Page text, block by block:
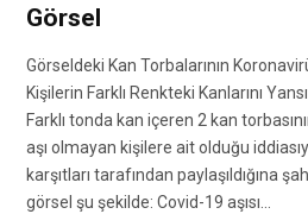
Görsel
Görseldeki Kan Torbalarının
Kişilerin Farklı Renkteki Kanlarını
Farklı tonda kan içeren 2 kan
aşı olmayan kişilere ait olduğu
karşıtları tarafından paylaşıldığına
görsel şu şekilde: Covid-19 aşısı…